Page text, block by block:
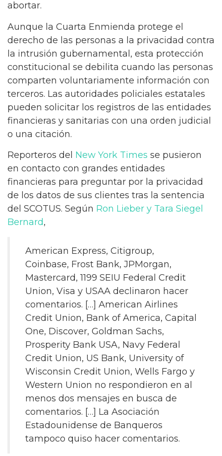
abortar.
Aunque la Cuarta Enmienda protege el
derecho de las personas a la privacidad contra
la intrusión gubernamental, esta protección
constitucional se debilita cuando las personas
comparten voluntariamente información con
terceros. Las autoridades policiales estatales
pueden solicitar los registros de las entidades
financieras y sanitarias con una orden judicial
o una citación.
Reporteros del New York Times se pusieron
en contacto con grandes entidades
financieras para preguntar por la privacidad
de los datos de sus clientes tras la sentencia
del SCOTUS. Según Ron Lieber y Tara Siegel
Bernard,
American Express, Citigroup,
Coinbase, Frost Bank, JPMorgan,
Mastercard, 1199 SEIU Federal Credit
Union, Visa y USAA declinaron hacer
comentarios. […] American Airlines
Credit Union, Bank of America, Capital
One, Discover, Goldman Sachs,
Prosperity Bank USA, Navy Federal
Credit Union, US Bank, University of
Wisconsin Credit Union, Wells Fargo y
Western Union no respondieron en al
menos dos mensajes en busca de
comentarios. […] La Asociación
Estadounidense de Banqueros
tampoco quiso hacer comentarios.